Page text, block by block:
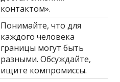
контактом».
Понимайте, что для
каждого человека
границы могут быть
разными. Обсуждайте,
ищите компромиссы.